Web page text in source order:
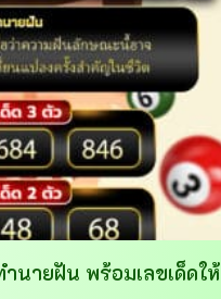
นายฝัน พร้อมเลขเด็ดให้